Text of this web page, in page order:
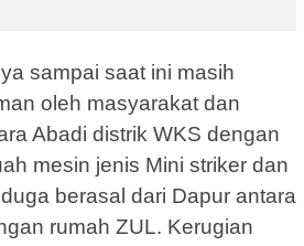
sampai saat ini masih
oleh masyarakat dan
Abadi distrik WKS dengan
mesin jenis Mini striker dan
berasal dari Dapur antara
rumah ZUL. Kerugian